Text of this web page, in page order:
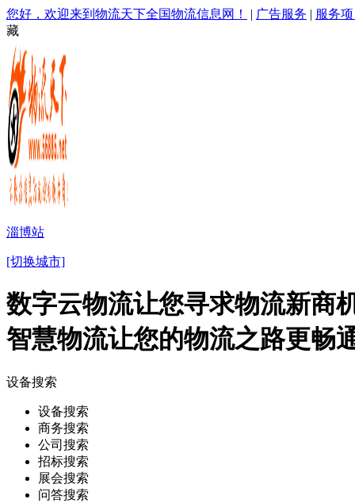
您好，欢迎来到物流天下全国物流信息网！ | 广告服务 | 服务
藏
淄博站
[切换城市]
数字云物流让您寻求物流新商
智慧物流让您的物流之路更畅
设备搜索
设备搜索
商务搜索
公司搜索
招标搜索
展会搜索
问答搜索